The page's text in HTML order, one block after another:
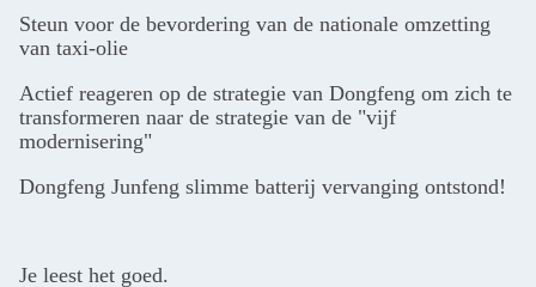
Steun voor de bevordering van de nationale omzetting
van taxi-olie
Actief reageren op de strategie van Dongfeng om zich te
transformeren naar de strategie van de "vijf
modernisering"
Dongfeng Junfeng slimme batterij vervanging ontstond!
Je leest het goed.